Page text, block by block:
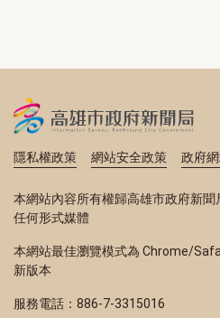
隱私權政策 網站安全政策 政府
本網站內容所有權歸高雄市政府新
任何形式媒體
本網站最佳瀏覽模式為 Chrome/
新版本
服務電話：886-7-3315016